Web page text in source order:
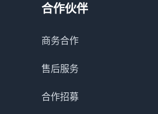
合作伙伴
商务合作
售后服务
合作招募